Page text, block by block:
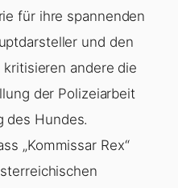
für ihre spannenden
und den
andere die
der Polizeiarbeit
des Hundes.
„Kommissar Rex“